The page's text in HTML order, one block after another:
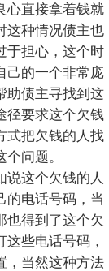
心直接拿着钱就
这种情况债主也
于担心，这个时
己的一个非常庞
助债主寻找到这
径要求这个欠钱
式把欠钱的人找
问题。
说这个欠钱的人
的电话号码，当
也得到了这个欠
些电话号码，
，当然这种方法